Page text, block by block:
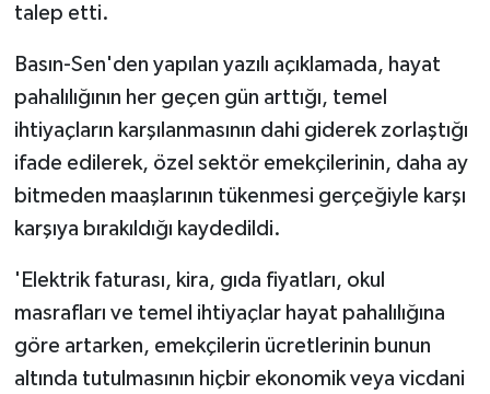
talep etti.
Basın-Sen'den yapılan yazılı açıklamada, hayat
pahalılığının her geçen gün arttığı, temel
ihtiyaçların karşılanmasının dahi giderek zorlaştığı
ifade edilerek, özel sektör emekçilerinin, daha ay
bitmeden maaşlarının tükenmesi gerçeğiyle karşı
karşıya bırakıldığı kaydedildi.
'Elektrik faturası, kira, gıda fiyatları, okul
masrafları ve temel ihtiyaçlar hayat pahalılığına
göre artarken, emekçilerin ücretlerinin bunun
altında tutulmasının hiçbir ekonomik veya vicdani
ÖZEL HABER
SAĞLIK
SİYASET
TATLISU
TEKNOLOJİ
TİCARET